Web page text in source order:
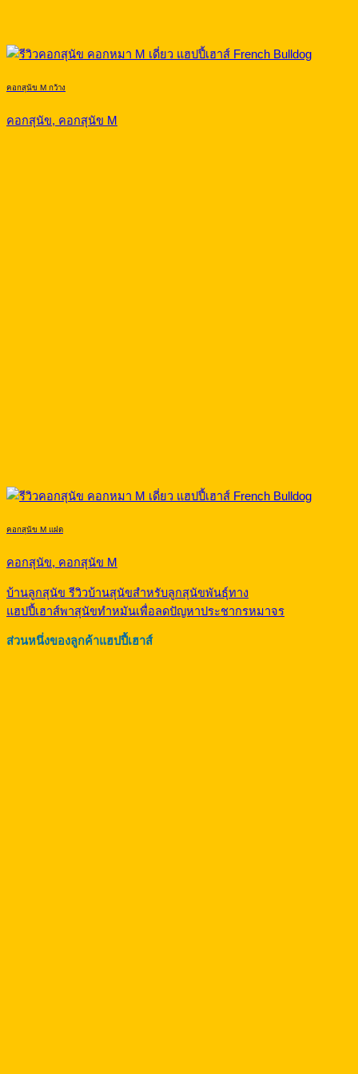
คอกสุนัข M กว้าง
คอกสุนัข, คอกสุนัข M
คอกสุนัข M แฝด
คอกสุนัข, คอกสุนัข M
บ้านลูกสุนัข รีวิวบ้านสุนัขสำหรับลูกสุนัขพันธุ์ทาง
แฮปปี้เฮาส์พาสุนัขทำหมันเพื่อลดปัญหาประชากรหมาจร
ส่วนหนึ่งของลูกค้าแฮปปี้เฮาส์